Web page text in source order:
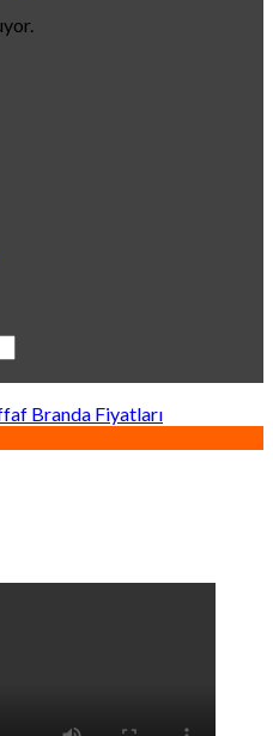
Branda Fiyatları